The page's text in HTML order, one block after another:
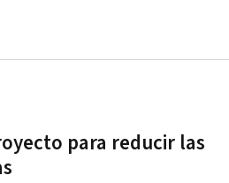
para reducir las